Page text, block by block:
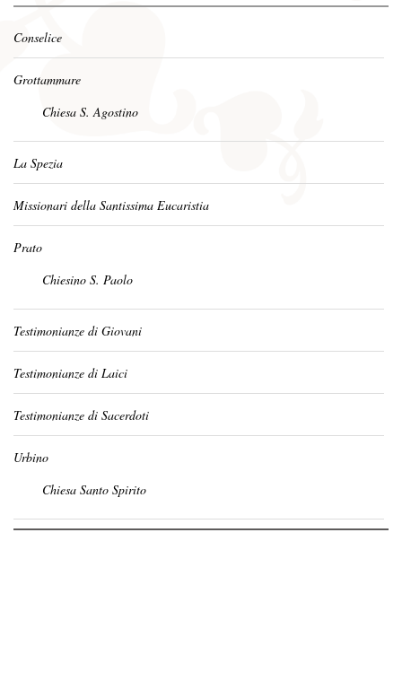
Conselice
Grottammare
Chiesa S. Agostino
La Spezia
Missionari della Santissima Eucaristia
Prato
Chiesino S. Paolo
Testimonianze di Giovani
Testimonianze di Laici
Testimonianze di Sacerdoti
Urbino
Chiesa Santo Spirito